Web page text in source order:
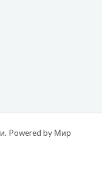
Powered by Мир